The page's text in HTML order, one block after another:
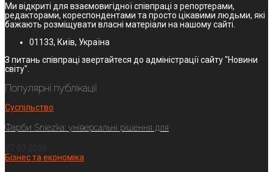
Ми відкриті для взаємовигідної співпраці з репортерами,
редакторами, кореспондентами та просто цікавими людьми, які
бажають розміщувати власні матеріали на нашому сайті.
01133, Київ, Україна
З питань співпраці звертайтеся до адміністрації сайту "Новини
світу".
Популярні публікації
Суспільство
Фарби Sniezka: універсальні рішення для
Бізнес та економіка